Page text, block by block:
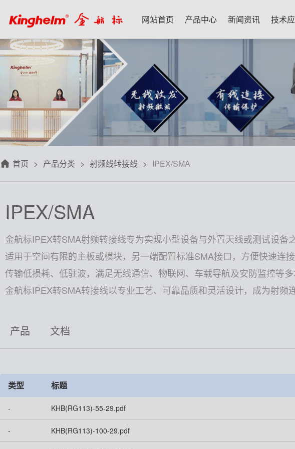
网站首页 产品中心
产品中心
射频微波天线
射频线转接线
板端座子弹片
滤波器双工器
信号开关
排针排母接插件
高速高频线束
非标特种定制
新闻资讯
新闻资讯
每日芯闻
行业资讯
三八八问
人文荟萃
华强北小百科
技术
技术应用
每日一品
应用案例
技术交流
名家专栏
宋仕强
林雪萍
齐大峰
刘大成
朱军山
戴 辉
关于我们
关于我们
联系我们
用户协议
隐私政策
免费样品
首页 产品分类 射频线转接线 IPEX/SMA
IPEX/SMA
金航标IPEX转SMA射频转接线专为实现小型设备与外置天线或测试设
适用于空间有限的主板或模块，另一端配置标准SMA接口，方便快速连
传输低损耗、低驻波，满足无线通信、物联网、车载导航及安防监控等
金航标IPEX转SMA转接线以专业工艺、可靠品质和灵活设计，成为射频
产品 文档
类型 标题
- KHB(RG113)-55-29.pdf
- KHB(RG113)-100-29.pdf